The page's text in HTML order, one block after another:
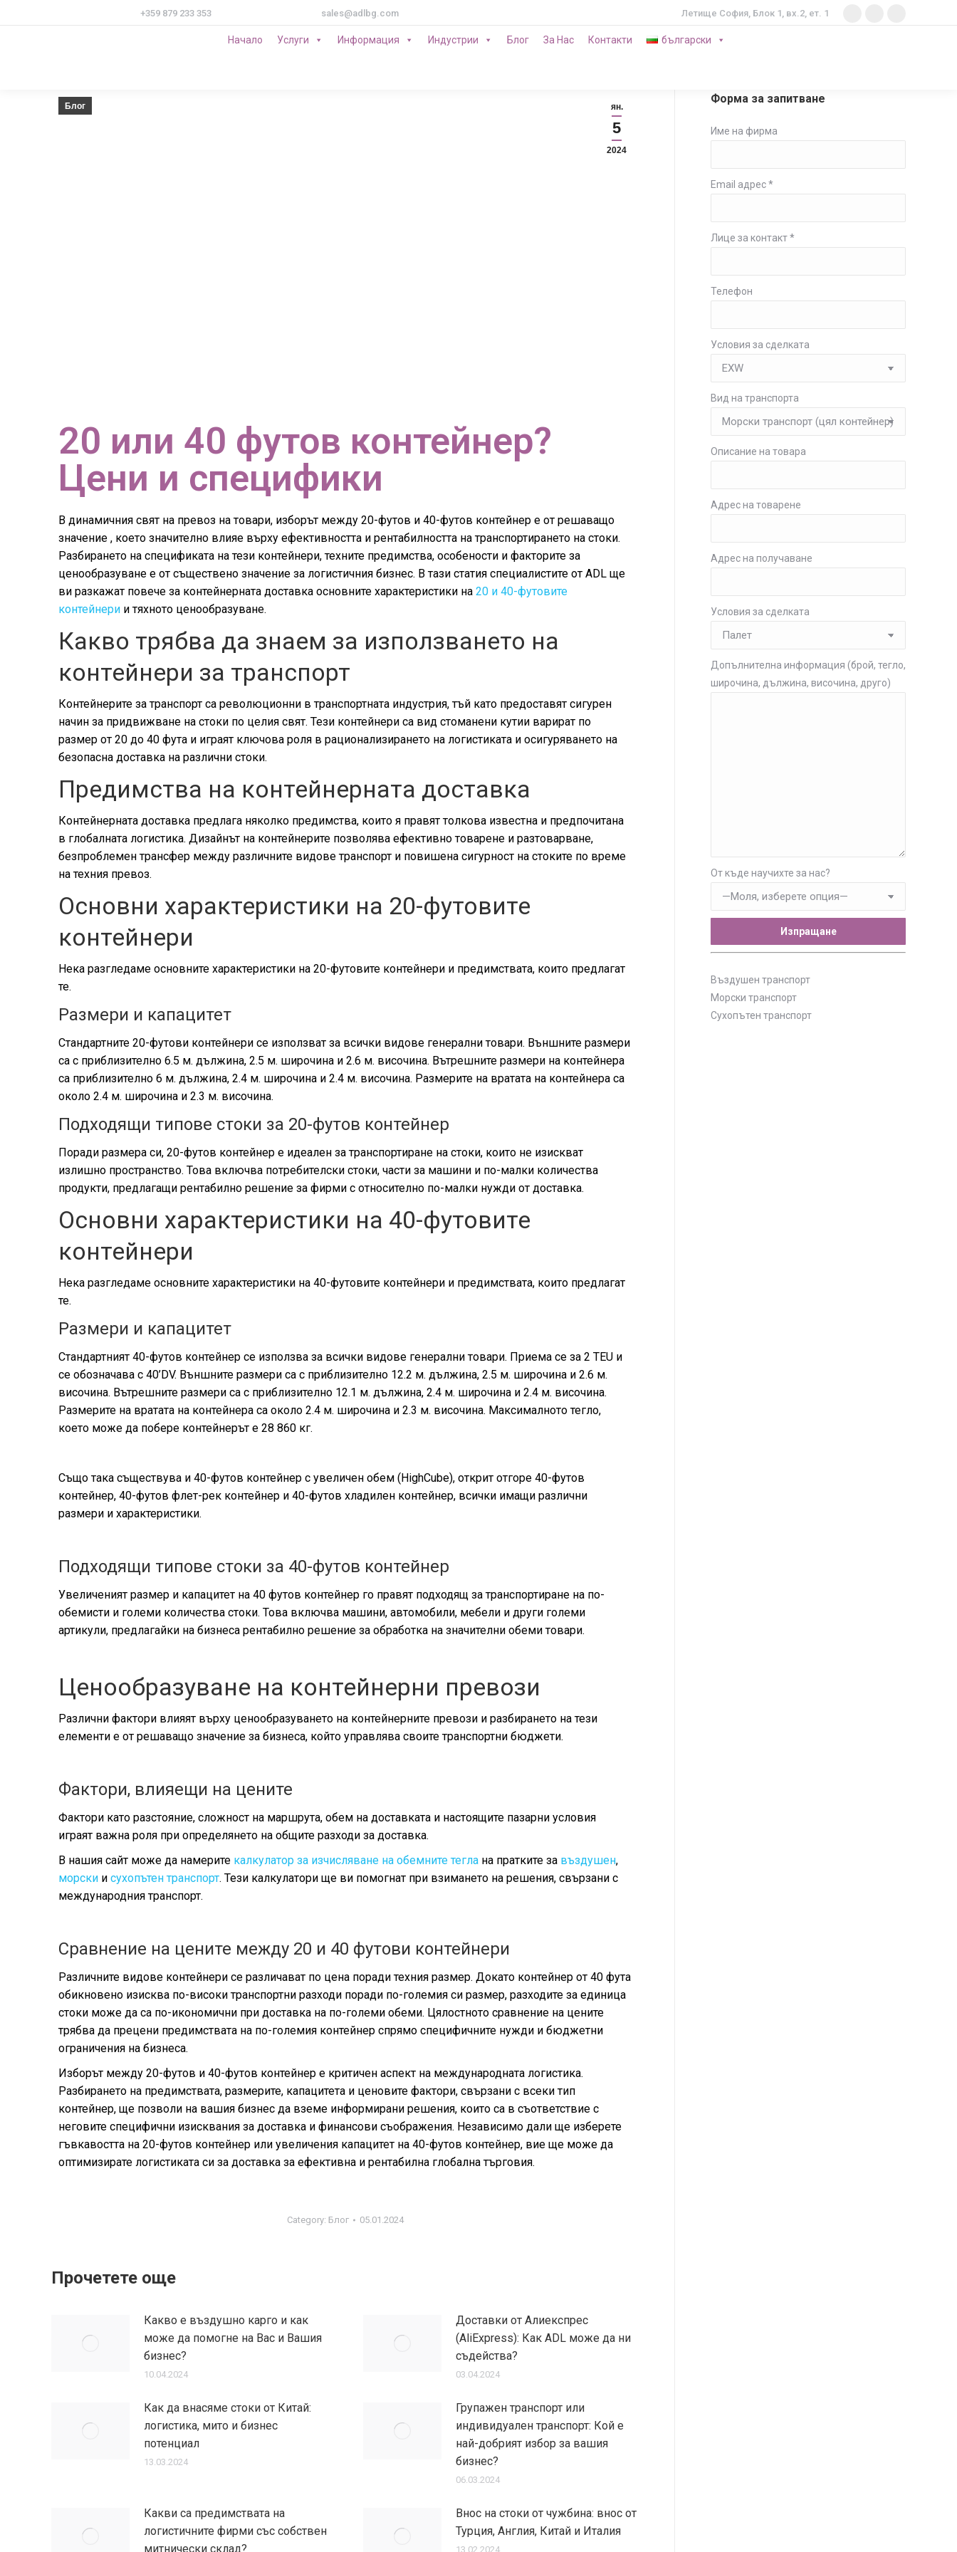
Летище София, Блок 1, вх.2, ет. 1
Начало Услуги Информация Индустрии Блог За Нас Контакти български
ян.
5
2024
Блог
20 или 40 футов контейнер?
Цени и специфики
В динамичния свят на превоз на товари, изборът между 20-футов и 40-футов контейнер е от решаващо
значение , което значително влияе върху ефективността и рентабилността на транспортирането на стоки.
Разбирането на спецификата на тези контейнери, техните предимства, особености и факторите за
ценообразуване е от съществено значение за логистичния бизнес. В тази статия специалистите от ADL ще
ви разкажат повече за контейнерната доставка основните характеристики на 20 и 40-футовите
контейнери и тяхното ценообразуване.
Какво трябва да знаем за използването на
контейнери за транспорт
Контейнерите за транспорт са революционни в транспортната индустрия, тъй като предоставят сигурен
начин за придвижване на стоки по целия свят. Тези контейнери са вид стоманени кутии варират по
размер от 20 до 40 фута и играят ключова роля в рационализирането на логистиката и осигуряването на
безопасна доставка на различни стоки.
Предимства на контейнерната доставка
Контейнерната доставка предлага няколко предимства, които я правят толкова известна и предпочитана
в глобалната логистика. Дизайнът на контейнерите позволява ефективно товарене и разтоварване,
безпроблемен трансфер между различните видове транспорт и повишена сигурност на стоките по време
на техния превоз.
Основни характеристики на 20-футовите
контейнери
Нека разгледаме основните характеристики на 20-футовите контейнери и предимствата, които предлагат
те.
Размери и капацитет
Стандартните 20-футови контейнери се използват за всички видове генерални товари. Външните размери
са с приблизително 6.5 м. дължина, 2.5 м. широчина и 2.6 м. височина. Вътрешните размери на контейнера
са приблизително 6 м. дължина, 2.4 м. широчина и 2.4 м. височина. Размерите на вратата на контейнера са
около 2.4 м. широчина и 2.3 м. височина.
Подходящи типове стоки за 20-футов контейнер
Поради размера си, 20-футов контейнер е идеален за транспортиране на стоки, които не изискват
излишно пространство. Това включва потребителски стоки, части за машини и по-малки количества
продукти, предлагащи рентабилно решение за фирми с относително по-малки нужди от доставка.
Основни характеристики на 40-футовите
контейнери
Нека разгледаме основните характеристики на 40-футовите контейнери и предимствата, които предлагат
те.
Размери и капацитет
Стандартният 40-футов контейнер се използва за всички видове генерални товари. Приема се за 2 TEU и
се обозначава с 40’DV. Външните размери са с приблизително 12.2 м. дължина, 2.5 м. широчина и 2.6 м.
височина. Вътрешните размери са с приблизително 12.1 м. дължина, 2.4 м. широчина и 2.4 м. височина.
Размерите на вратата на контейнера са около 2.4 м. широчина и 2.3 м. височина. Максималното тегло,
което може да побере контейнерът е 28 860 кг.
Също така съществува и 40-футов контейнер с увеличен обем (HighCube), открит отгоре 40-футов
контейнер, 40-футов флет-рек контейнер и 40-футов хладилен контейнер, всички имащи различни
размери и характеристики.
Подходящи типове стоки за 40-футов контейнер
Увеличеният размер и капацитет на 40 футов контейнер го правят подходящ за транспортиране на по-
обемисти и големи количества стоки. Това включва машини, автомобили, мебели и други големи
артикули, предлагайки на бизнеса рентабилно решение за обработка на значителни обеми товари.
Ценообразуване на контейнерни превози
Различни фактори влияят върху ценообразуването на контейнерните превози и разбирането на тези
елементи е от решаващо значение за бизнеса, който управлява своите транспортни бюджети.
Фактори, влияещи на цените
Фактори като разстояние, сложност на маршрута, обем на доставката и настоящите пазарни условия
играят важна роля при определянето на общите разходи за доставка.
В нашия сайт може да намерите калкулатор за изчисляване на обемните тегла на пратките за въздушен,
морски и сухопътен транспорт. Тези калкулатори ще ви помогнат при взимането на решения, свързани с
международния транспорт.
Сравнение на цените между 20 и 40 футови контейнери
Различните видове контейнери се различават по цена поради техния размер. Докато контейнер от 40 фута
обикновено изисква по-високи транспортни разходи поради по-големия си размер, разходите за единица
стоки може да са по-икономични при доставка на по-големи обеми. Цялостното сравнение на цените
трябва да прецени предимствата на по-големия контейнер спрямо специфичните нужди и бюджетни
ограничения на бизнеса.
Изборът между 20-футов и 40-футов контейнер е критичен аспект на международната логистика.
Разбирането на предимствата, размерите, капацитета и ценовите фактори, свързани с всеки тип
контейнер, ще позволи на вашия бизнес да вземе информирани решения, които са в съответствие с
неговите специфични изисквания за доставка и финансови съображения. Независимо дали ще изберете
гъвкавостта на 20-футов контейнер или увеличения капацитет на 40-футов контейнер, вие ще може да
оптимизирате логистиката си за доставка за ефективна и рентабилна глобална търговия.
Category: Блог 05.01.2024
Прочетете още
Какво е въздушно карго и как
може да помогне на Вас и Вашия
бизнес?
10.04.2024
Доставки от Алиекспрес
(AliExpress): Как ADL може да ни
съдейства?
03.04.2024
Как да внасяме стоки от Китай:
логистика, мито и бизнес
потенциал
13.03.2024
Групажен транспорт или
индивидуален транспорт: Кой е
най-добрият избор за вашия
бизнес?
06.03.2024
Какви са предимствата на
логистичните фирми със собствен
митнически склад?
Внос на стоки от чужбина: внос от
Турция, Англия, Китай и Италия
13.02.2024
Форма за запитване
Име на фирма
Email адрес *
Лице за контакт *
Телефон
Условия за сделката
Вид на транспорта
Описание на товара
Адрес на товарене
Адрес на получаване
Условия за сделката
Допълнителна информация (брой, тегло,
широчина, дължина, височина, друго)
От къде научихте за нас?
Въздушен транспорт
Морски транспорт
Сухопътен транспорт